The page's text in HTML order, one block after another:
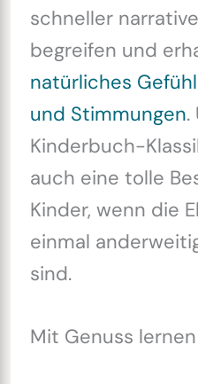
schneller
begreifen und
natürliches
und Stimmungen.
Kinderbuch-
auch eine tolle
Kinder, wenn die
einmal
sind.
Mit Genuss lernen